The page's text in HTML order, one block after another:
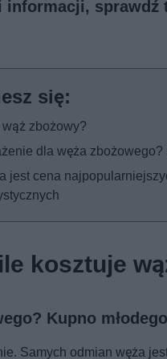
sprawdź
zbożowy?
dla węża
jest cena
kosztuje
Kupno
Samych odmian węża